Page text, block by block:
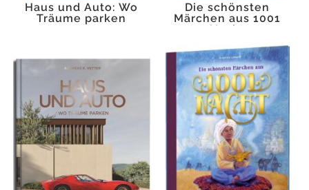
Haus und Auto: Wo
Träume parken
Die schönsten
Märchen aus 1001
Nacht